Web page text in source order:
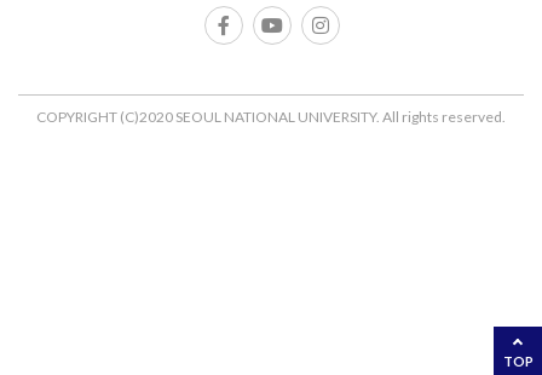
TOP
COPYRIGHT (C)2020 SEOUL NATIONAL UNIVERSITY. All rights reserved.